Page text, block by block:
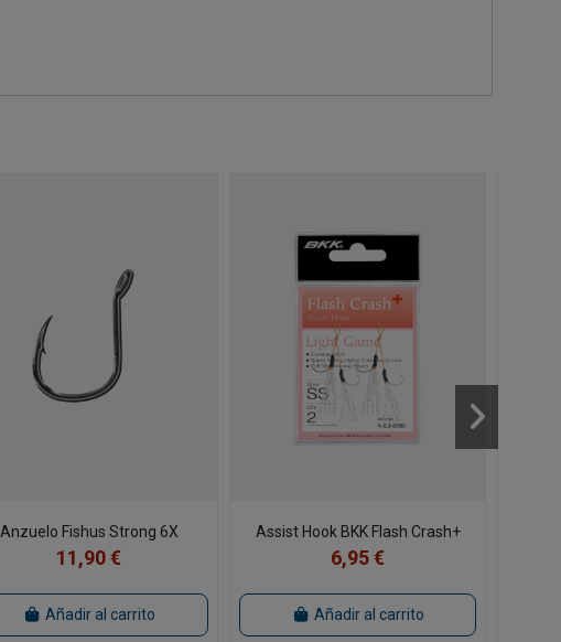
Anzuelo Fishus Strong 6X
11,90 €
Añadir al carrito
Assist Hook BKK Flash Crash+
6,95 €
Añadir al carrito